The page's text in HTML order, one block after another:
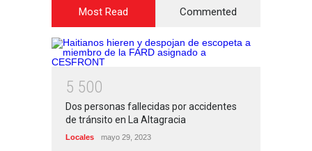
Most Read Commented
5 500
Dos personas fallecidas por accidentes
de tránsito en La Altagracia
Locales mayo 29, 2023